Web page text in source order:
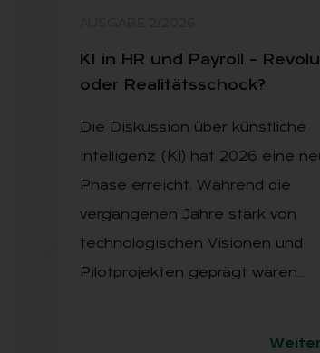
KI in HR und Pay­roll –
oder Rea­li­täts­schock?
Die Diskussion über künstliche
Intelligenz (KI) hat 2026 eine
Phase erreicht. Während die
vergangenen Jahre stark von
technologischen Visionen und
Pilotprojekten geprägt waren…